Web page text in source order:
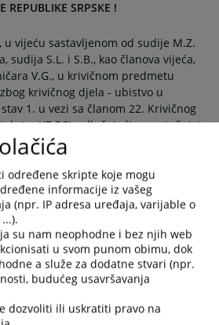
vijeću sastavljenom od sudije M.Z.
sudija S.L. i S.B., kao članova vijeća,
V.G., u krivičnom predmetu
krivičnog djela - ubistvo u
1. u vezi sa članom 22. Krivičnog
KZ RS), odlučujući po optužnici
u B... broj T 14 0 KT 0035486 24
održanog glavnog i javnog
godine u prisustvu optuženog i
iz B.... i Okružnog javnog
oštećenog, donio je i javno
godine u prisustvu branioca
za javnost
određene skripte koje mogu
informacije iz vašeg
(npr. IP adresa uređaja, varijable o
su nam neophodne i bez njih web
u svom punom obimu, dok
a služe za dodatne stvari (npr.
budućeg usavršavanja
dozvoliti ili uskratiti pravo na